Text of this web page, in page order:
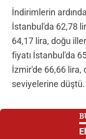
İndirimlerin
İstanbul'da 62,78
64,17 lira, doğu
fiyatı İstanbul'da
İzmir'de 66,66 lira,
seviyelerine düştü.